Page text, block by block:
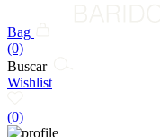
Bag
(0)
Buscar
Wishlist
(0)